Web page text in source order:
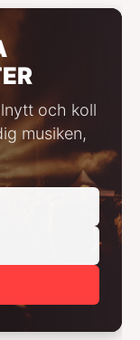
och koll
musiken,